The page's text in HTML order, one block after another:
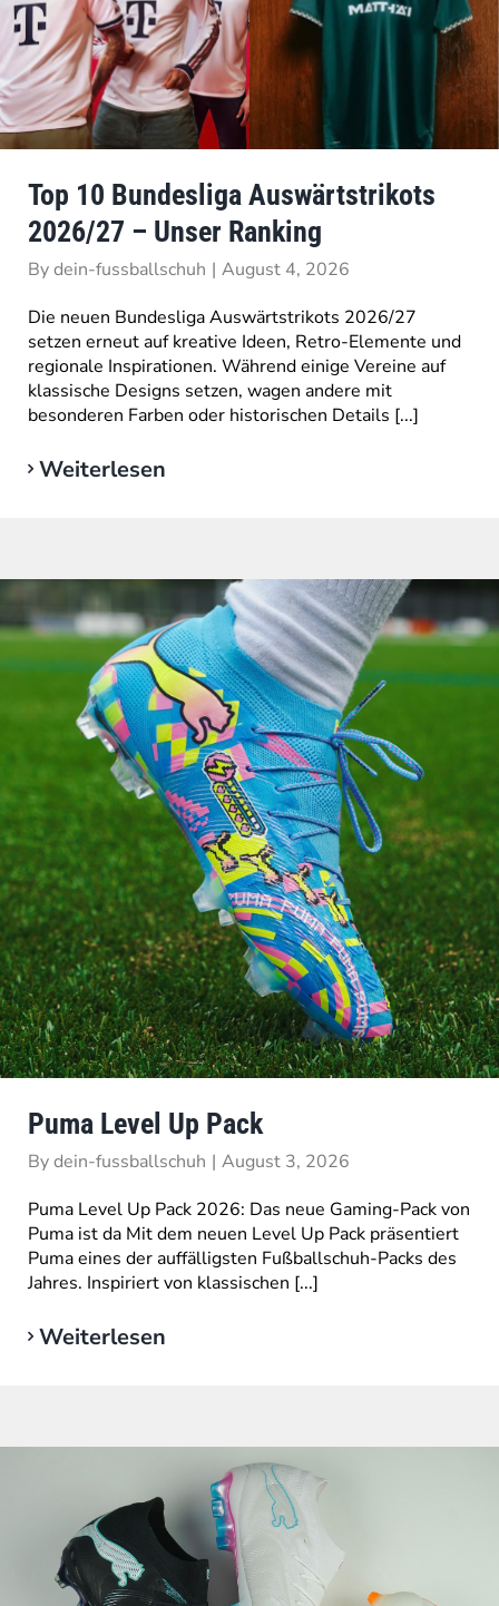
Top 10 Bundesliga Auswärtstrikots
2026/27 – Unser Ranking
Bydein-fussballschuh | August 4, 2026
Die neuen Bundesliga Auswärtstrikots 2026/27
setzen erneut auf kreative Ideen, Retro-Elemente und
regionale Inspirationen. Während einige Vereine auf
klassische Designs setzen, wagen andere mit
besonderen Farben oder historischen Details [...]
Weiterlesen
Puma Level Up Pack
Bydein-fussballschuh | August 3, 2026
Puma Level Up Pack 2026: Das neue Gaming-Pack von
Puma ist da Mit dem neuen Level Up Pack präsentiert
Puma eines der auffälligsten Fußballschuh-Packs des
Jahres. Inspiriert von klassischen [...]
Weiterlesen